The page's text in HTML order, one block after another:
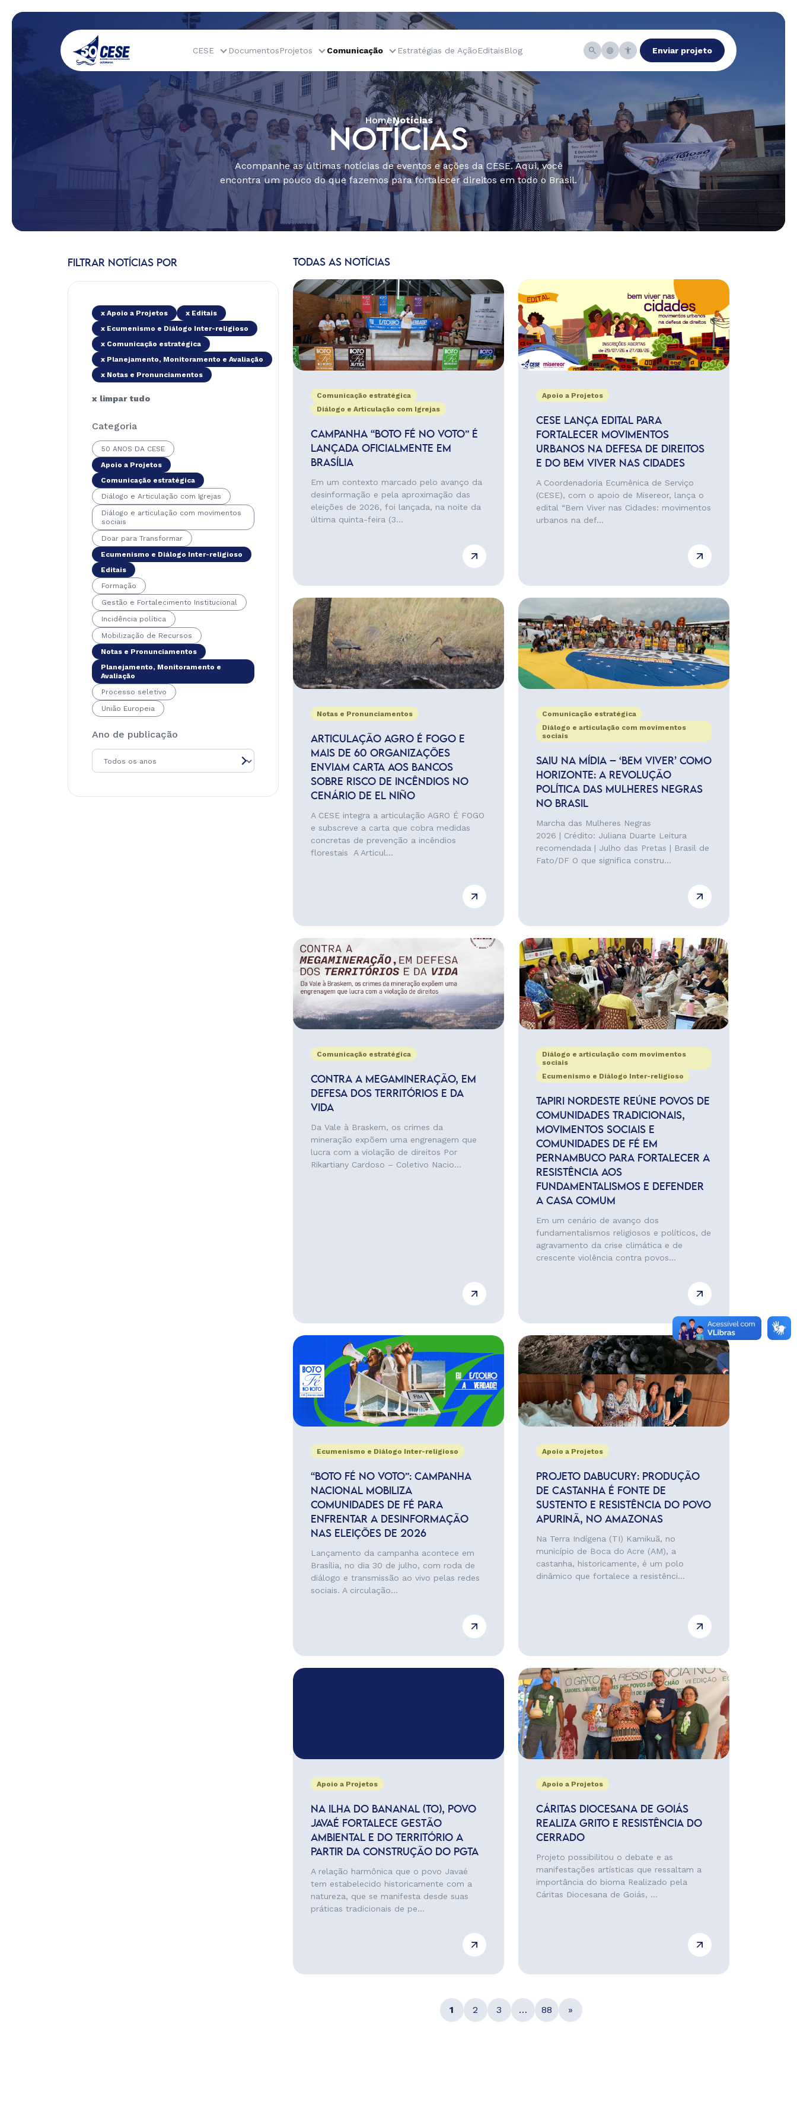
CESE DocumentosProjetos Comunicação Estratégias de AçãoEditaisBlog Enviar projeto
HomeNotícias
NOTÍCIAS
Acompanhe as últimas notícias de eventos e ações da CESE. Aqui, você
encontra um pouco do que fazemos para fortalecer direitos em todo o Brasil.
FILTRAR NOTÍCIAS POR
x Apoio a Projetos
x Editais
x Ecumenismo e Diálogo Inter-religioso
x Comunicação estratégica
x Planejamento, Monitoramento e Avaliação
x Notas e Pronunciamentos
x limpar tudo
Categoria
50 ANOS DA CESE
Apoio a Projetos
Comunicação estratégica
Diálogo e Articulação com Igrejas
Diálogo e articulação com movimentos
sociais
Doar para Transformar
Ecumenismo e Diálogo Inter-religioso
Editais
Formação
Gestão e Fortalecimento Institucional
Incidência política
Mobilização de Recursos
Notas e Pronunciamentos
Planejamento, Monitoramento e
Avaliação
Processo seletivo
União Europeia
Ano de publicação
TODAS AS NOTÍCIAS
Comunicação estratégica
Diálogo e Articulação com Igrejas
CAMPANHA “BOTO FÉ NO VOTO” É
LANÇADA OFICIALMENTE EM
BRASÍLIA
Em um contexto marcado pelo avanço da
desinformação e pela aproximação das
eleições de 2026, foi lançada, na noite da
última quinta-feira (3...
Apoio a Projetos
CESE LANÇA EDITAL PARA
FORTALECER MOVIMENTOS
URBANOS NA DEFESA DE DIREITOS
E DO BEM VIVER NAS CIDADES
A Coordenadoria Ecumênica de Serviço
(CESE), com o apoio de Misereor, lança o
edital “Bem Viver nas Cidades: movimentos
urbanos na def...
Notas e Pronunciamentos
ARTICULAÇÃO AGRO É FOGO E
MAIS DE 60 ORGANIZAÇÕES
ENVIAM CARTA AOS BANCOS
SOBRE RISCO DE INCÊNDIOS NO
CENÁRIO DE EL NIÑO
A CESE integra a articulação AGRO É FOGO
e subscreve a carta que cobra medidas
concretas de prevenção a incêndios
florestais A Articul...
Comunicação estratégica
Diálogo e articulação com movimentos
sociais
SAIU NA MÍDIA – ‘BEM VIVER’ COMO
HORIZONTE: A REVOLUÇÃO
POLÍTICA DAS MULHERES NEGRAS
NO BRASIL
Marcha das Mulheres Negras
2026 | Crédito: Juliana Duarte Leitura
recomendada | Julho das Pretas | Brasil de
Fato/DF O que significa constru...
Comunicação estratégica
CONTRA A MEGAMINERAÇÃO, EM
DEFESA DOS TERRITÓRIOS E DA
VIDA
Da Vale à Braskem, os crimes da
mineração expõem uma engrenagem que
lucra com a violação de direitos Por
Rikartiany Cardoso – Coletivo Nacio...
Diálogo e articulação com movimentos
sociais
Ecumenismo e Diálogo Inter-religioso
TAPIRI NORDESTE REÚNE POVOS DE
COMUNIDADES TRADICIONAIS,
MOVIMENTOS SOCIAIS E
COMUNIDADES DE FÉ EM
PERNAMBUCO PARA FORTALECER A
RESISTÊNCIA AOS
FUNDAMENTALISMOS E DEFENDER
A CASA COMUM
Em um cenário de avanço dos
fundamentalismos religiosos e políticos, de
agravamento da crise climática e de
crescente violência contra povos...
Ecumenismo e Diálogo Inter-religioso
“BOTO FÉ NO VOTO”: CAMPANHA
NACIONAL MOBILIZA
COMUNIDADES DE FÉ PARA
ENFRENTAR A DESINFORMAÇÃO
NAS ELEIÇÕES DE 2026
Lançamento da campanha acontece em
Brasília, no dia 30 de julho, com roda de
diálogo e transmissão ao vivo pelas redes
sociais. A circulação...
Apoio a Projetos
PROJETO DABUCURY: PRODUÇÃO
DE CASTANHA É FONTE DE
SUSTENTO E RESISTÊNCIA DO POVO
APURINÃ, NO AMAZONAS
Na Terra Indígena (TI) Kamikuã, no
município de Boca do Acre (AM), a
castanha, historicamente, é um polo
dinâmico que fortalece a resistênci...
Apoio a Projetos
NA ILHA DO BANANAL (TO), POVO
JAVAÉ FORTALECE GESTÃO
AMBIENTAL E DO TERRITÓRIO A
PARTIR DA CONSTRUÇÃO DO PGTA
A relação harmônica que o povo Javaé
tem estabelecido historicamente com a
natureza, que se manifesta desde suas
práticas tradicionais de pe...
Apoio a Projetos
CÁRITAS DIOCESANA DE GOIÁS
REALIZA GRITO E RESISTÊNCIA DO
CERRADO
Projeto possibilitou o debate e as
manifestações artísticas que ressaltam a
importância do bioma Realizado pela
Cáritas Diocesana de Goiás, ...
1 2 3 … 88 »